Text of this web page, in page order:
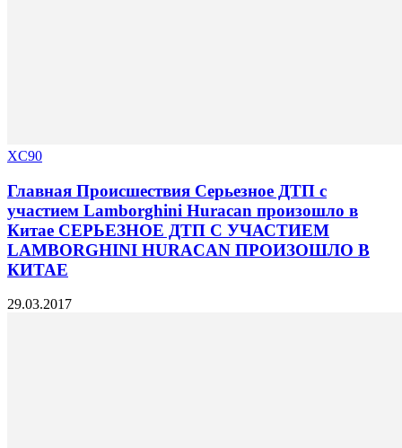
XC90
Главная Происшествия Серьезное ДТП с
участием Lamborghini Huracan произошло в
Китае СЕРЬЕЗНОЕ ДТП С УЧАСТИЕМ
LAMBORGHINI HURACAN ПРОИЗОШЛО В
КИТАЕ
29.03.2017